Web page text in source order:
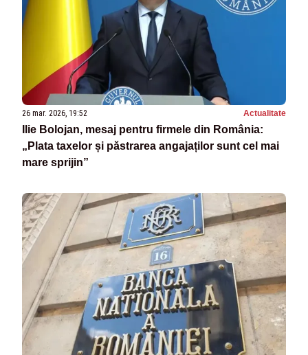
26 mar. 2026, 19:52 Actualitate
Ilie Bolojan, mesaj pentru firmele din România:
„Plata taxelor și păstrarea angajaților sunt cel mai
mare sprijin”